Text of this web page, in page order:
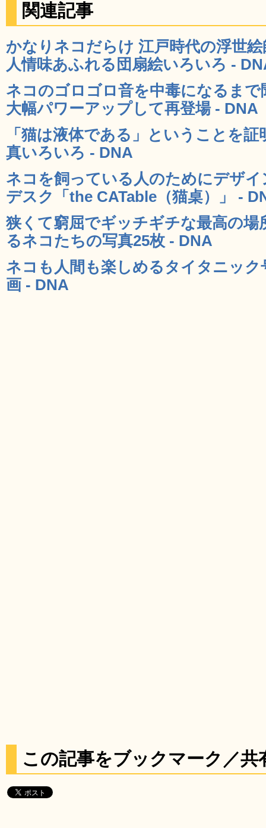
関連記事
かなりネコだらけ 江戸時代の浮世
人情味あふれる団扇絵いろいろ -
ネコのゴロゴロ音を中毒になるま
大幅パワーアップして再登場 - DNA
「猫は液体である」ということを
真いろいろ - DNA
ネコを飼っている人のためにデザ
デスク「the CATable（猫桌）」 -
狭くて窮屈でギッチギチな最高の
るネコたちの写真25枚 - DNA
ネコも人間も楽しめるタイタニッ
画 - DNA
この記事をブックマーク／共